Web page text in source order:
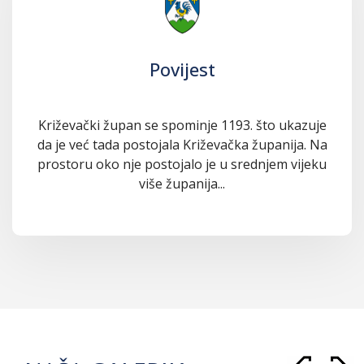
Povijest
Križevački župan se spominje 1193. što ukazuje
da je već tada postojala Križevačka županija. Na
prostoru oko nje postojalo je u srednjem vijeku
više županija...